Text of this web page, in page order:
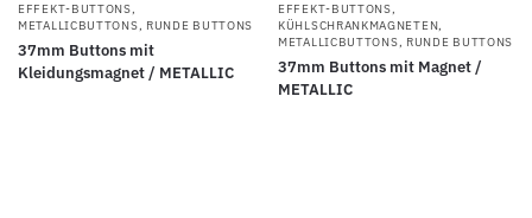
EFFEKT-BUTTONS,
METALLICBUTTONS, RUNDE BUTTONS
37mm Buttons mit
Kleidungsmagnet / METALLIC
EFFEKT-BUTTONS,
KÜHLSCHRANKMAGNETEN,
METALLICBUTTONS, RUNDE BUTTONS
37mm Buttons mit Magnet /
METALLIC